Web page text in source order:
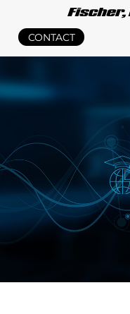
CONTACT